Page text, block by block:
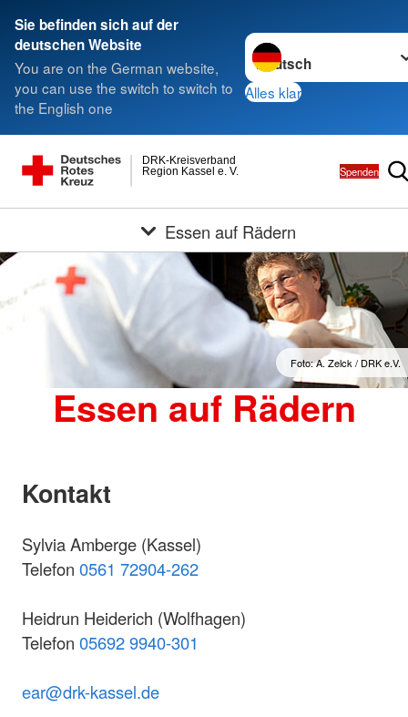
Sie befinden sich auf der
deutschen Website
You are on the German website,
you can use the switch to switch to
the English one
Sprache wechseln zu
Alles klar
Region Kassel e. V.
DRK-Kreisverband
Spenden
Essen auf Rädern
Foto: A. Zelck / DRK e.V.
Essen auf Rädern
Kontakt
Sylvia Amberge (Kassel)
Telefon 0561 72904-262
Heidrun Heiderich (Wolfhagen)
Telefon 05692 9940-301
ear@drk-kassel.de